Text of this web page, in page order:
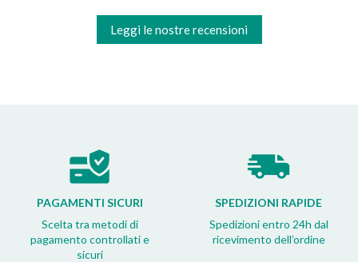
Leggi le nostre recensioni
PAGAMENTI SICURI
Scelta tra metodi di
pagamento controllati e
sicuri
SPEDIZIONI RAPIDE
Spedizioni entro 24h dal
ricevimento dell’ordine